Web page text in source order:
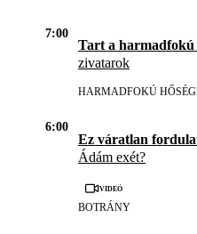
7:00
Tart a harmadfokú
zivatarok
HARMADFOKÚ
6:00
Ez váratlan
Ádám exét?
Videó
BOTRÁNY